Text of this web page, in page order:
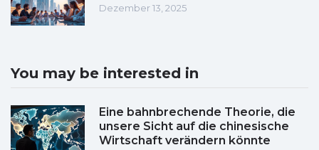
Dezember 13, 2025
You may be interested in
Eine bahnbrechende Theorie, die
unsere Sicht auf die chinesische
Wirtschaft verändern könnte